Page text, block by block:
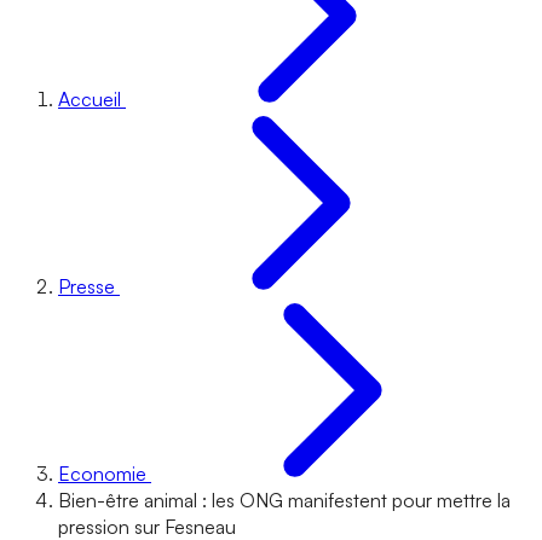
Accueil
Presse
Economie
Bien-être animal : les ONG manifestent pour mettre la
pression sur Fesneau